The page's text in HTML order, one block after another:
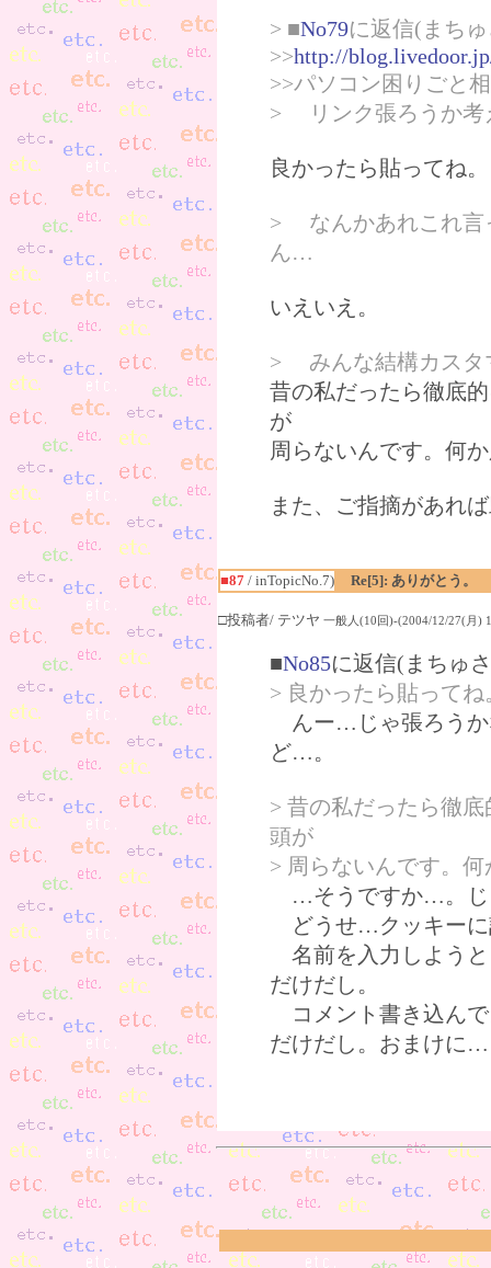
> ■No79に返信(まち
>>http://
>>パソコン困りごと
> リンク張ろうか考
良かったら貼ってね。
> なんかあれこれ言
ん…
いえいえ。
> みんな結構カスタ
昔の私だったら徹底
が
周らないんです。何
また、ご指摘があれ
■87 / inTopicNo.7) Re[5]: ありがとう。
□投稿者/ テツヤ 一般人(10回)-(2004/12/27(月)
■No85に返信(まちゅ
> 良かったら貼ってね
んー…じゃ張ろうか
ど…。
> 昔の私だったら徹
頭が
> 周らないんです。
…そうですか…。じ
どうせ…クッキーに
名前を入力しようと
だけだし。
コメント書き込んで
だけだし。おまけに